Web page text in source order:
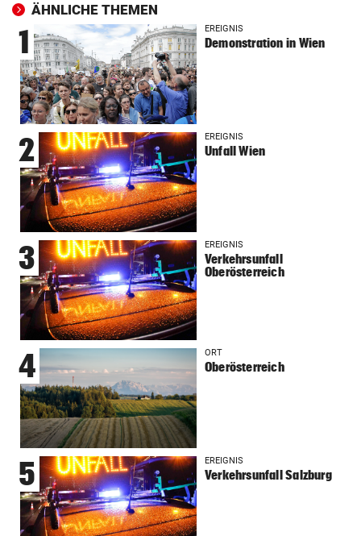
ÄHNLICHE THEMEN
1 EREIGNIS
Demonstration in Wien
2 EREIGNIS
Unfall Wien
3 EREIGNIS
Verkehrsunfall
Oberösterreich
4 ORT
Oberösterreich
5 EREIGNIS
Verkehrsunfall Salzburg